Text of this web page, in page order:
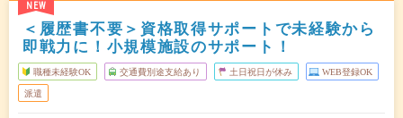
NEW
＜履歴書不要＞資格取得サポートで未経験から
即戦力に！小規模施設のサポート！
職種未経験OK 交通費別途支給あり 土日祝日が休み WEB登録OK
派遣